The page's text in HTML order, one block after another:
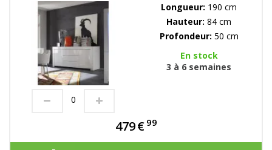
Longueur: 190 cm
Hauteur: 84 cm
Profondeur: 50 cm
En stock
3 à 6 semaines
479€ 99